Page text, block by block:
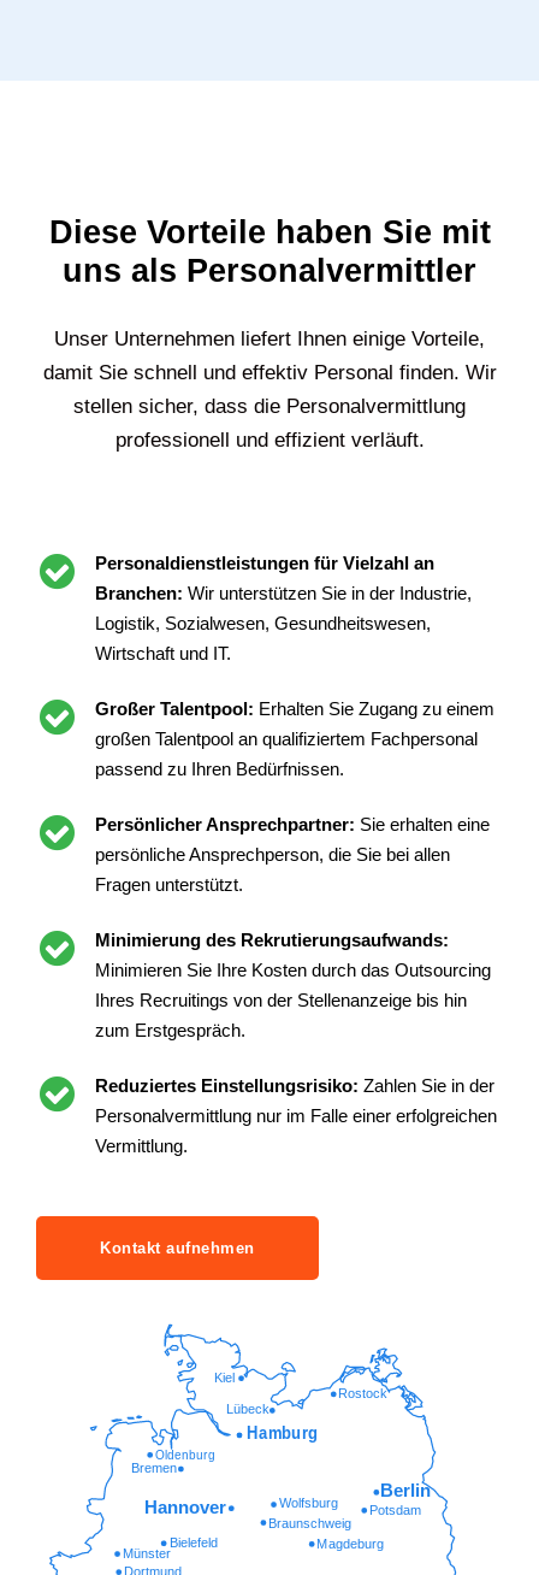
Diese Vorteile haben Sie mit
uns als Personalvermittler
Unser Unternehmen liefert Ihnen einige Vorteile,
damit Sie schnell und effektiv Personal finden. Wir
stellen sicher, dass die Personalvermittlung
professionell und effizient verläuft.
Personaldienstleistungen für Vielzahl an
Branchen: Wir unterstützen Sie in der Industrie,
Logistik, Sozialwesen, Gesundheitswesen,
Wirtschaft und IT.
Großer Talentpool: Erhalten Sie Zugang zu einem
großen Talentpool an qualifiziertem Fachpersonal
passend zu Ihren Bedürfnissen.
Persönlicher Ansprechpartner: Sie erhalten eine
persönliche Ansprechperson, die Sie bei allen
Fragen unterstützt.
Minimierung des Rekrutierungsaufwands:
Minimieren Sie Ihre Kosten durch das Outsourcing
Ihres Recruitings von der Stellenanzeige bis hin
zum Erstgespräch.
Reduziertes Einstellungsrisiko: Zahlen Sie in der
Personalvermittlung nur im Falle einer erfolgreichen
Vermittlung.
Kontakt aufnehmen
Dortmund
Münster
Magdeburg
Bielefeld
Braunschweig
Potsdam
Wolfsburg
Oldenburg
Lübeck
Rostock
Kiel
Hannover
Berlin
Bremen
Hamburg